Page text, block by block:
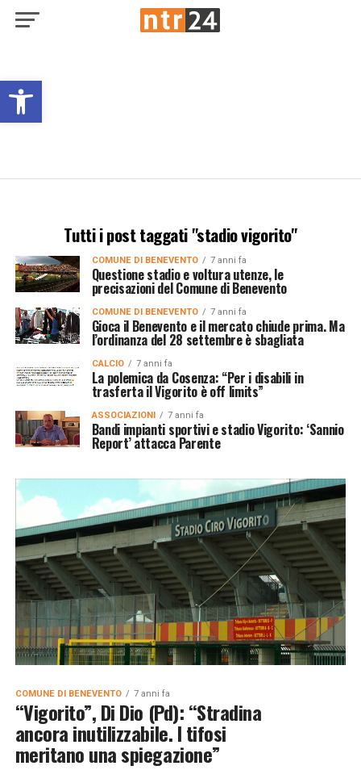
Open toolbar
Tutti i post taggati "stadio vigorito"
COMUNE DI BENEVENTO 7 anni fa
Questione stadio e voltura utenze, le
precisazioni del Comune di Benevento
COMUNE DI BENEVENTO 7 anni fa
Gioca il Benevento e il mercato chiude prima. Ma
l’ordinanza del 28 settembre è sbagliata
CALCIO 7 anni fa
La polemica da Cosenza: “Per i disabili in
trasferta il Vigorito è off limits”
ASSOCIAZIONI 7 anni fa
Bandi impianti sportivi e stadio Vigorito: ‘Sannio
Report’ attacca Parente
COMUNE DI BENEVENTO 7 anni fa
“Vigorito”, Di Dio (Pd): “Stradina
ancora inutilizzabile. I tifosi
meritano una spiegazione”